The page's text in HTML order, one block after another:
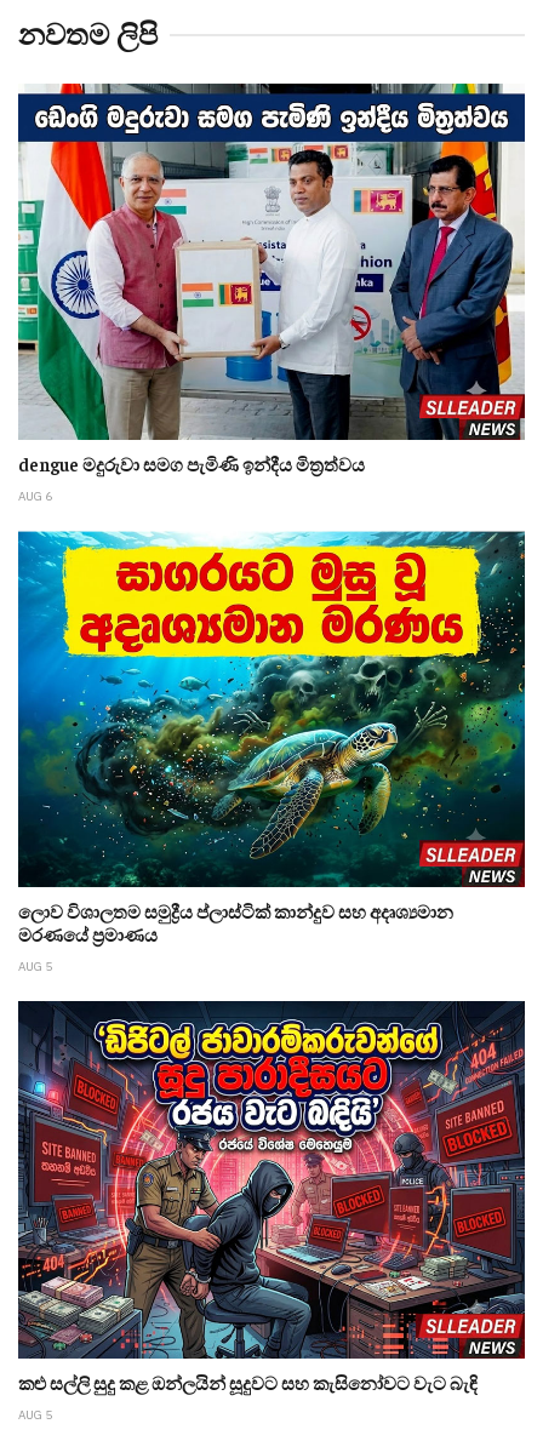
නවතම ලිපි
dengue මදුරුවා සමග පැමිණි ඉන්දීය මිත්‍රත්වය
AUG 6
ලොව විශාලතම සමුද්‍රීය ප්ලාස්ටික් කාන්දුව සහ අදෘශ්‍යමාන
මරණයේ ප්‍රමාණය
AUG 5
කළු සල්ලි සුදු කළ ඔන්ලයින් සූදුවට සහ කැසිනෝවට වැට බැඳි
AUG 5